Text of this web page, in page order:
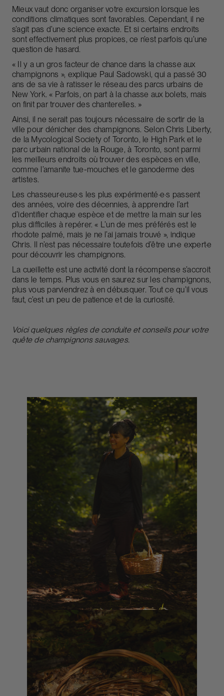
Mieux vaut donc organiser votre excursion lorsque les
conditions climatiques sont favorables. Cependant, il ne
s’agit pas d’une science exacte. Et si certains endroits
sont effectivement plus propices, ce n’est parfois qu’une
question de hasard.
« Il y a un gros facteur de chance dans la chasse aux
champignons », explique Paul Sadowski, qui a passé 30
ans de sa vie à ratisser le réseau des parcs urbains de
New York. « Parfois, on part à la chasse aux bolets, mais
on finit par trouver des chanterelles. »
Ainsi, il ne serait pas toujours nécessaire de sortir de la
ville pour dénicher des champignons. Selon Chris Liberty,
de la Mycological Society of Toronto, le High Park et le
parc urbain national de la Rouge, à Toronto, sont parmi
les meilleurs endroits où trouver des espèces en ville,
comme l’amanite tue-mouches et le ganoderme des
artistes.
Les chasseur·euse·s les plus expérimenté·e·s passent
des années, voire des décennies, à apprendre l’art
d’identifier chaque espèce et de mettre la main sur les
plus difficiles à repérer. « L’un de mes préférés est le
rhodote palmé, mais je ne l’ai jamais trouvé », indique
Chris. Il n’est pas nécessaire toutefois d’être un·e expert·e
pour découvrir les champignons.
La cueillette est une activité dont la récompense s’accroit
dans le temps. Plus vous en saurez sur les champignons,
plus vous parviendrez à en débusquer. Tout ce qu’il vous
faut, c’est un peu de patience et de la curiosité.
Voici quelques règles de conduite et conseils pour votre
quête de champignons sauvages.